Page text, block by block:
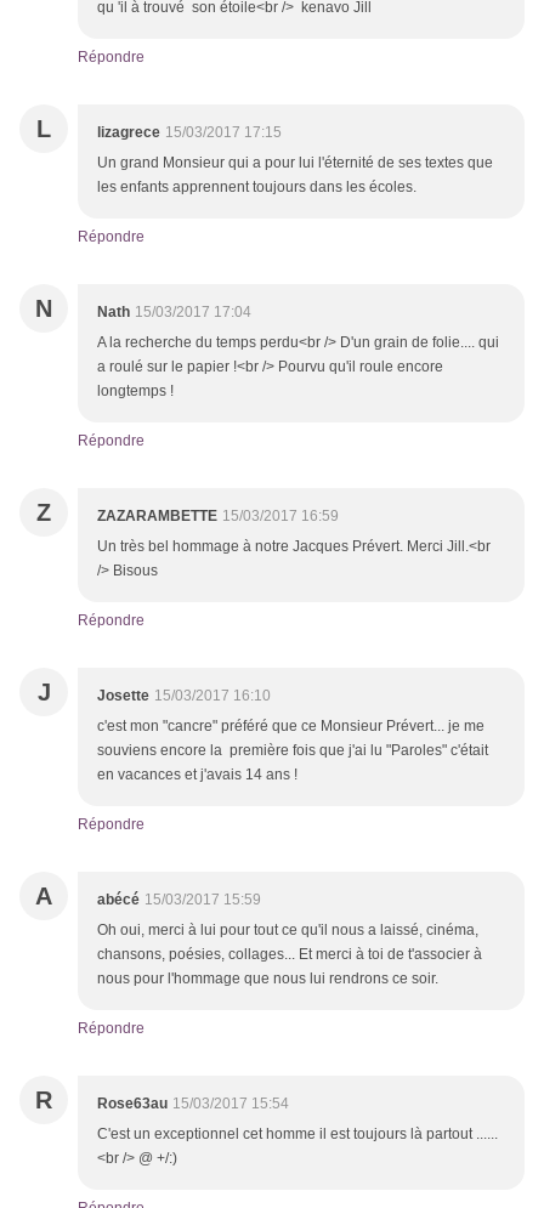
qu 'il à trouvé son étoile<br /> kenavo Jill
Répondre
L lizagrece 15/03/2017 17:15
Un grand Monsieur qui a pour lui l'éternité de ses textes que
les enfants apprennent toujours dans les écoles.
Répondre
N Nath 15/03/2017 17:04
A la recherche du temps perdu<br /> D'un grain de folie.... qui
a roulé sur le papier !<br /> Pourvu qu'il roule encore
longtemps !
Répondre
Z ZAZARAMBETTE 15/03/2017 16:59
Un très bel hommage à notre Jacques Prévert. Merci Jill.<br
/> Bisous
Répondre
J Josette 15/03/2017 16:10
c'est mon "cancre" préféré que ce Monsieur Prévert... je me
souviens encore la première fois que j'ai lu "Paroles" c'était
en vacances et j'avais 14 ans !
Répondre
A abécé 15/03/2017 15:59
Oh oui, merci à lui pour tout ce qu'il nous a laissé, cinéma,
chansons, poésies, collages... Et merci à toi de t'associer à
nous pour l'hommage que nous lui rendrons ce soir.
Répondre
R Rose63au 15/03/2017 15:54
C'est un exceptionnel cet homme il est toujours là partout ......
<br /> @ +/:)